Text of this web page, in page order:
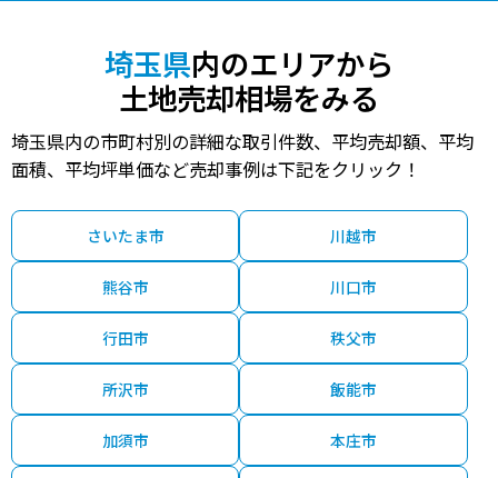
志木 23分 200.00㎡ 110万円 2021年第４四半期
1,100万円 志木 21分 75.00㎡ 47万円 2021年第３四半期
4,200万円 志木 16分 165.00㎡ 83万円 2021年第２四半期
34,000万円 柳瀬川 13分 1600.00㎡ 68万円 2021年第１四半期
5,300 260.00㎡ 2021年第１四半期
志木 39万円 2021年第１四半期
万円 志木 38万円 2021年第１四半期
埼玉県内のエリアから
土地売却相場をみる
埼玉県内の市町村別の詳細な取引件数、平均売却額、平均
面積、平均坪単価など売却事例は下記をクリック！
さいたま市 川越市
熊谷市 川口市
行田市 秩父市
所沢市 飯能市
加須市 本庄市